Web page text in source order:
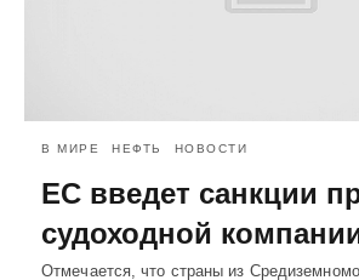
В МИРЕ НЕФТЬ НОВОСТИ
ЕС введет санкции
судоходной
Отмечается, что страны из